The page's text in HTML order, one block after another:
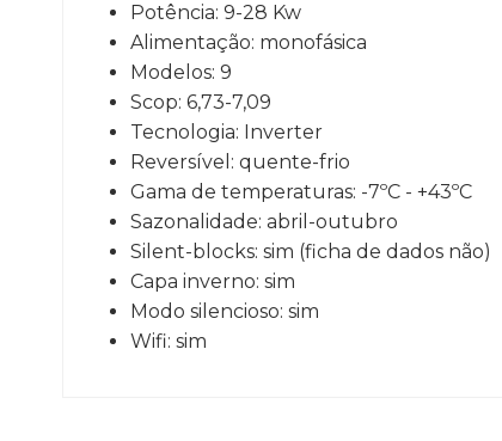
Potência: 9-28 Kw
Alimentação: monofásica
Modelos: 9
Scop: 6,73-7,09
Tecnologia: Inverter
Reversível: quente-frio
Gama de temperaturas: -7ºC - +43ºC
Sazonalidade: abril-outubro
Silent-blocks: sim (ficha de dados não)
Capa inverno: sim
Modo silencioso: sim
Wifi: sim